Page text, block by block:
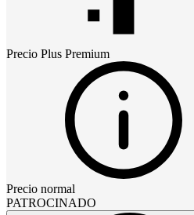
Precio Plus Premium
Precio normal
PATROCINADO